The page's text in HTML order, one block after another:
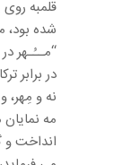
قلمبه
شده بود،
“مــُـهر
در برابر
نه و
مه
انداخت و